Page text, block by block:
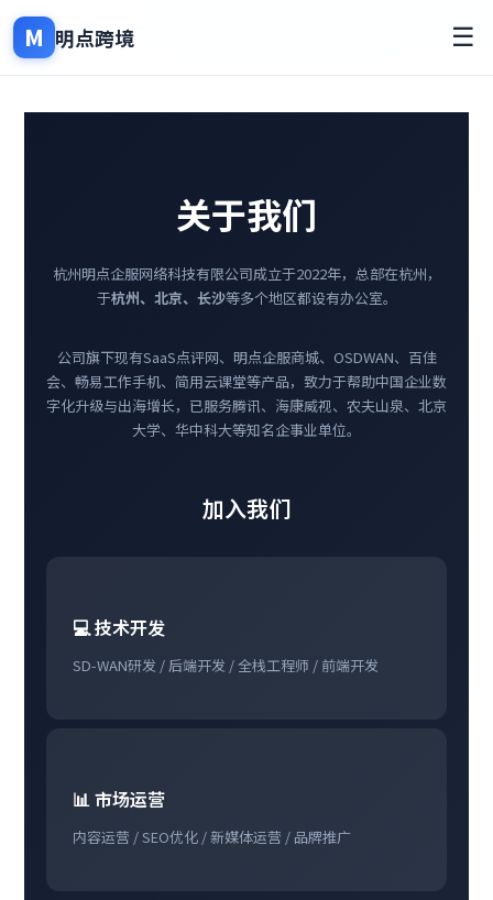
M 明点跨境 ☰
关于我们
杭州明点企服网络科技有限公司成立于2022年，总部在杭州，
于杭州、北京、长沙等多个地区都设有办公室。
公司旗下现有SaaS点评网、明点企服商城、OSDWAN、百佳
会、畅易工作手机、简用云课堂等产品，致力于帮助中国企业数
字化升级与出海增长，已服务腾讯、海康威视、农夫山泉、北京
大学、华中科大等知名企事业单位。
加入我们
💻 技术开发
SD-WAN研发 / 后端开发 / 全栈工程师 / 前端开发
📊 市场运营
内容运营 / SEO优化 / 新媒体运营 / 品牌推广